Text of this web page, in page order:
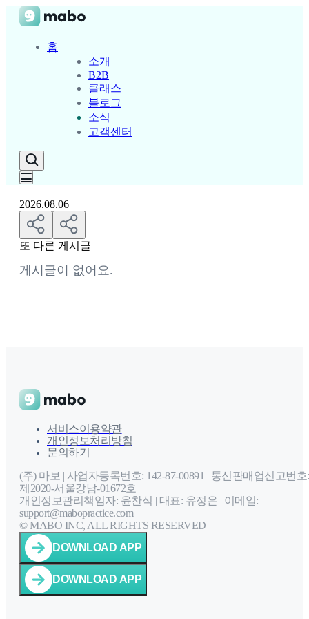
홈
소개
B2B
클래스
블로그
소식
고객센터
2026.08.06
또 다른 게시글
게시글이 없어요.
서비스이용약관
개인정보처리방침
문의하기
(주) 마보 | 사업자등록번호: 142-87-00891 | 통신판매업신고번호:
제2020-서울강남-01672호
개인정보관리책임자: 윤찬식 | 대표: 유정은 | 이메일:
support@mabopractice.com
© MABO INC, ALL RIGHTS RESERVED
DOWNLOAD APP
DOWNLOAD APP